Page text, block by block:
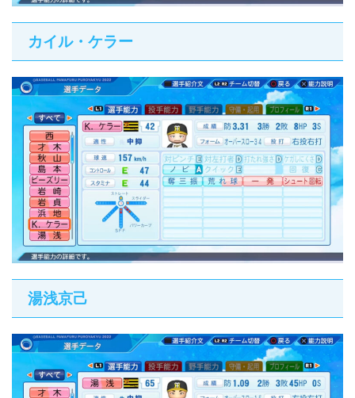
カイル・ケラー
湯浅京己